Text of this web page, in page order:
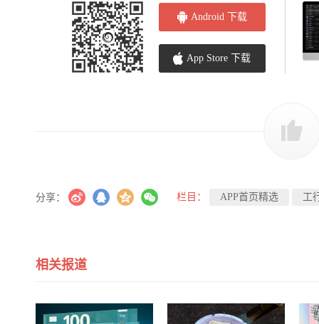
Android 下载
App Store 下载
分享： 栏目： APP首页精选 工
相关报道